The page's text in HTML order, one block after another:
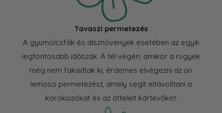
Tavaszi permetezés
A gyümölcsfák és dísznövények esetében az egyik
legfontosabb időszak. A tél végén, amikor a rügyek
még nem fakadtak ki, érdemes elvégezni az ún.
lemosó permetezést, amely segít eltávolítani a
kórokozókat és az áttelelt kártevőket.